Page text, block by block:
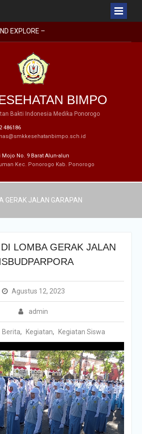
2023
DI SMK
2023
DI LOMBA
GARAPAN
BIMPO
Bakti Indonesia Medika Ponorogo
486186
Mojo No. 9 Barat Alun-alun
Kec. Ponorogo Kab. Ponorogo
GERAK JALAN GARAPAN
LOMBA GERAK JALAN
Agustus 12, 2023
admin
Berita, Kegiatan, Kegiatan Siswa